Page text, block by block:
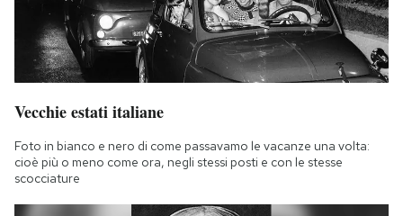
Vecchie estati italiane
Foto in bianco e nero di come passavamo le vacanze una volta:
cioè più o meno come ora, negli stessi posti e con le stesse
scocciature